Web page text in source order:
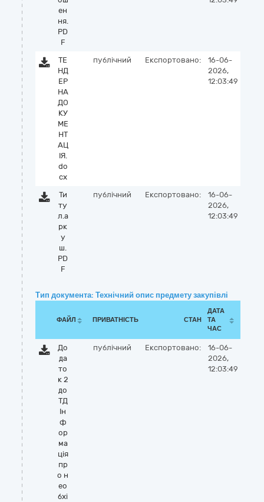
ен
ня.
PD
F
ТЕ
НД
ЕР
НА
ДО
КУ
МЕ
НТ
АЦ
ІЯ.
do
cx
публічний Експортовано:
16-06-
2026,
12:03:49
Ти
ту
л.а
рк
у
ш.
PD
F
публічний Експортовано:
16-06-
2026,
12:03:49
Тип документа: Технічний опис предмету закупівлі
ФАЙЛ ПРИВАТНІСТЬ СТАН
ДАТА
ТА
ЧАС
До
да
то
к 2
до
ТД
Ін
ф
ор
ма
ція
пр
о н
ео
бхі
публічний Експортовано:
16-06-
2026,
12:03:49